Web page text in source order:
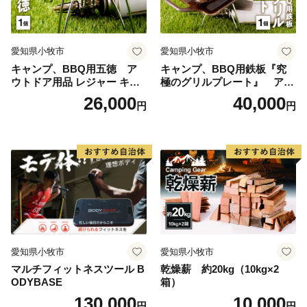
愛知県小牧市
キャンプ、BBQ用五徳 ア
ウトドア用品 レジャー キャ
ンプ バーベキュー BBQ 五徳
26,000円
愛知県小牧市
キャンプ、BBQ用鉄板『究
極のグリルプレート』 アウ
トドア用品 レジャー キャン
プ バーベキュー BBQ 鉄板
40,000円
愛知県小牧市
マルチフィットネスツール B
ODYBASE
愛知県小牧市
乾燥薪 約20kg（10kg×2
箱）